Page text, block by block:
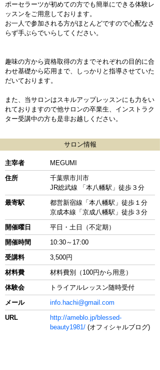
ポーセラーツが初めての方でも簡単にできる体験レ
ッスンをご用意しております。
お一人で参加される方がほとんどですので心配なさ
らず手ぶらでいらしてください。
趣味の方から資格取得の方までそれぞれの目的に合
わせ基礎から応用まで、しっかりと指導させていた
だいております。
また、当サロンはスキルアップレッスンにも力をい
れておりますので他サロンの卒業生、インストラク
ター受講中の方も是非お越しください。
サロン情報
主宰者
MEGUMI
住所
千葉県市川市
JR総武線 「本八幡駅」徒歩３分
最寄駅
都営新宿線「本八幡駅」徒歩１分
京成本線「京成八幡駅」徒歩３分
開催曜日
平日・土日（不定期）
開催時間
10:30～17:00
受講料
3,500円
材料費
材料費別（100円から用意）
体験会
トライアルレッスン随時受付
メール
info.hachi@gmail.com
URL
http://ameblo.jp/blessed-
beauty1981/ (オフィシャルブログ)